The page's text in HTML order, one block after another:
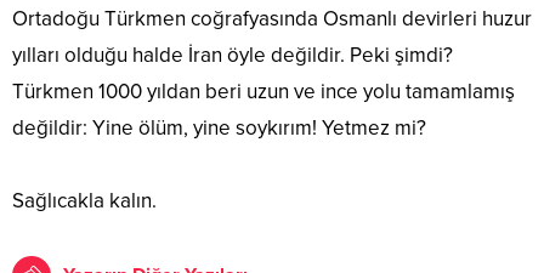
Ortadoğu Türkmen coğrafyasında Osmanlı devirleri huzur
yılları olduğu halde İran öyle değildir. Peki şimdi?
Türkmen 1000 yıldan beri uzun ve ince yolu tamamlamış
değildir: Yine ölüm, yine soykırım! Yetmez mi?
Sağlıcakla kalın.